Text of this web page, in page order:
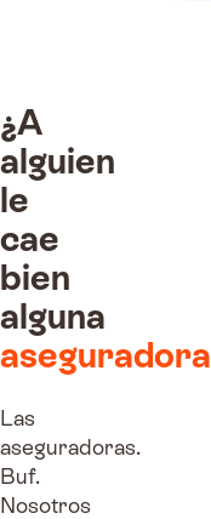
¿A
alguien
le
cae
bien
alguna
aseguradora
Las
aseguradoras.
Buf.
Nosotros